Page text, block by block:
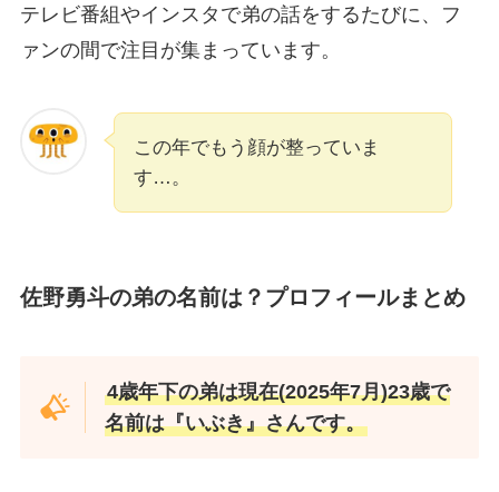
テレビ番組やインスタで弟の話をするたびに、フ
ァンの間で注目が集まっています。
この年でもう顔が整っていま
す…。
佐野勇斗の弟の名前は？プロフィールまとめ
4歳年下の弟は現在(2025年7月)23歳で
名前は『いぶき』さんです。